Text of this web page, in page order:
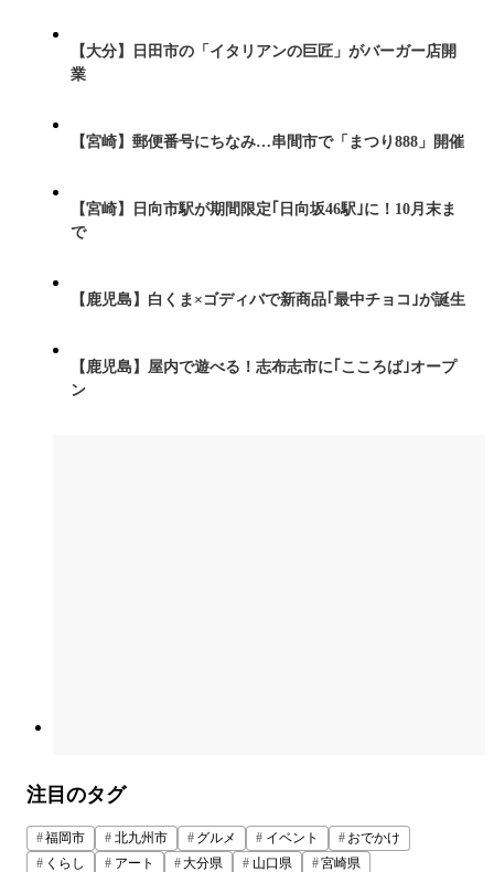
【大分】日田市の「イタリアンの巨匠」がバーガー店開
業
【宮崎】郵便番号にちなみ…串間市で「まつり888」開催
【宮崎】日向市駅が期間限定｢日向坂46駅｣に！10月末ま
で
【鹿児島】白くま×ゴディバで新商品｢最中チョコ｣が誕生
【鹿児島】屋内で遊べる！志布志市に｢こころば｣オープ
ン
注目のタグ
福岡市 北九州市 グルメ イベント
おでかけ
くらし
アート 大分県 山口県 宮崎県